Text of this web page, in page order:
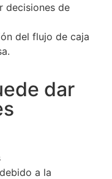
decisiones de
del flujo de caja
dar
a la